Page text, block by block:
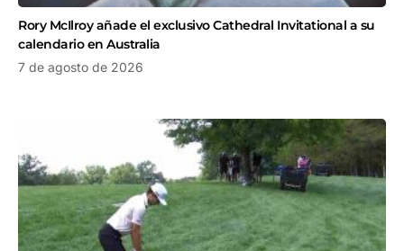
Rory McIlroy añade el exclusivo Cathedral Invitational a su
calendario en Australia
7 de agosto de 2026